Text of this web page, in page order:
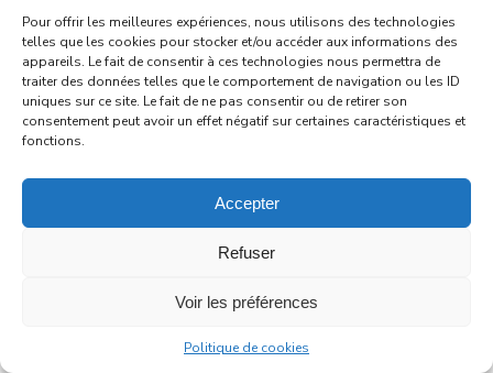
Pour offrir les meilleures expériences, nous utilisons des technologies
telles que les cookies pour stocker et/ou accéder aux informations des
appareils. Le fait de consentir à ces technologies nous permettra de
traiter des données telles que le comportement de navigation ou les ID
uniques sur ce site. Le fait de ne pas consentir ou de retirer son
consentement peut avoir un effet négatif sur certaines caractéristiques et
fonctions.
Accepter
Refuser
Voir les préférences
Politique de cookies
Coucou Nathalie ! En effet, ils ne sont
malheureusement pas encore disponibles en
France. Ca viendra sûrement… Bisous et
toute belle soirée à toi !
11/03/2019 AT 21:17
CONNECTEZ-VOUS POUR
chance d'avoir de si bons produits !